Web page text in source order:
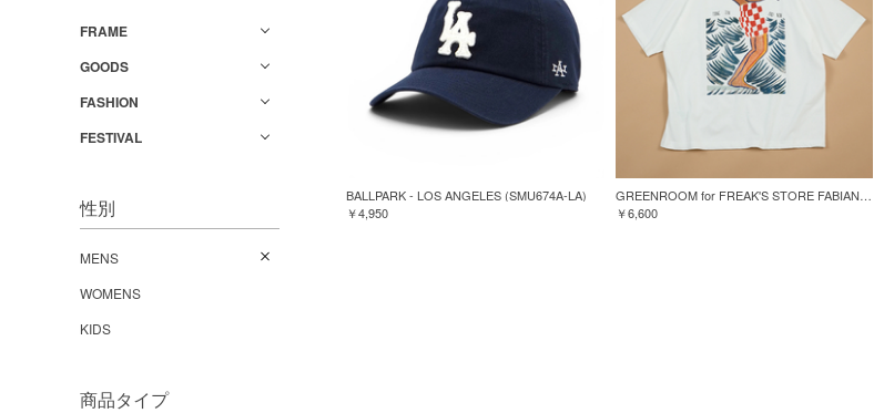
FRAME
GOODS
FASHION
FESTIVAL
性別
MENS
WOMENS
KIDS
商品タイプ
BALLPARK - LOS ANGELES (SMU674A-LA)
￥4,950
GREENROOM for FREAK'S STORE FABIAN LAVATER S/S TEE
￥6,600